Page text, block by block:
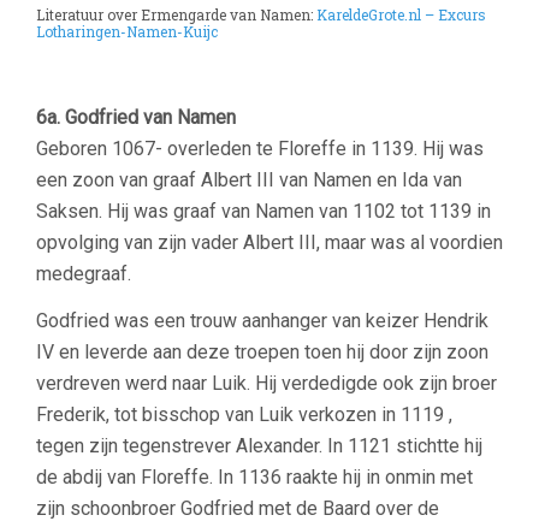
Literatuur over Ermengarde van Namen: KareldeGrote.nl – Excurs
Lotharingen-Namen-Kuijc
6a. Godfried van Namen
Geboren 1067- overleden te Floreffe in 1139. Hij was
een zoon van graaf Albert III van Namen en Ida van
Saksen. Hij was graaf van Namen van 1102 tot 1139 in
opvolging van zijn vader Albert III, maar was al voordien
medegraaf.
Godfried was een trouw aanhanger van keizer Hendrik
IV en leverde aan deze troepen toen hij door zijn zoon
verdreven werd naar Luik. Hij verdedigde ook zijn broer
Frederik, tot bisschop van Luik verkozen in 1119 ,
tegen zijn tegenstrever Alexander. In 1121 stichtte hij
de abdij van Floreffe. In 1136 raakte hij in onmin met
zijn schoonbroer Godfried met de Baard over de